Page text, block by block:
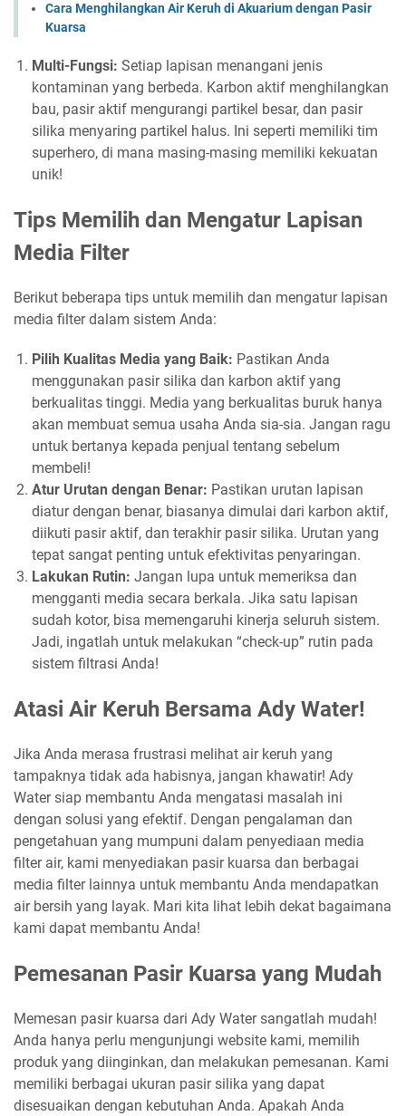
Cara Menghilangkan Air Keruh di Akuarium dengan Pasir
Kuarsa
Multi-Fungsi: Setiap lapisan menangani jenis
kontaminan yang berbeda. Karbon aktif menghilangkan
bau, pasir aktif mengurangi partikel besar, dan pasir
silika menyaring partikel halus. Ini seperti memiliki tim
superhero, di mana masing-masing memiliki kekuatan
unik!
Tips Memilih dan Mengatur Lapisan
Media Filter
Berikut beberapa tips untuk memilih dan mengatur lapisan
media filter dalam sistem Anda:
Pilih Kualitas Media yang Baik: Pastikan Anda
menggunakan pasir silika dan karbon aktif yang
berkualitas tinggi. Media yang berkualitas buruk hanya
akan membuat semua usaha Anda sia-sia. Jangan ragu
untuk bertanya kepada penjual tentang sebelum
membeli!
Atur Urutan dengan Benar: Pastikan urutan lapisan
diatur dengan benar, biasanya dimulai dari karbon aktif,
diikuti pasir aktif, dan terakhir pasir silika. Urutan yang
tepat sangat penting untuk efektivitas penyaringan.
Lakukan Rutin: Jangan lupa untuk memeriksa dan
mengganti media secara berkala. Jika satu lapisan
sudah kotor, bisa memengaruhi kinerja seluruh sistem.
Jadi, ingatlah untuk melakukan “check-up” rutin pada
sistem filtrasi Anda!
Atasi Air Keruh Bersama Ady Water!
Jika Anda merasa frustrasi melihat air keruh yang
tampaknya tidak ada habisnya, jangan khawatir! Ady
Water siap membantu Anda mengatasi masalah ini
dengan solusi yang efektif. Dengan pengalaman dan
pengetahuan yang mumpuni dalam penyediaan media
filter air, kami menyediakan pasir kuarsa dan berbagai
media filter lainnya untuk membantu Anda mendapatkan
air bersih yang layak. Mari kita lihat lebih dekat bagaimana
kami dapat membantu Anda!
Pemesanan Pasir Kuarsa yang Mudah
Memesan pasir kuarsa dari Ady Water sangatlah mudah!
Anda hanya perlu mengunjungi website kami, memilih
produk yang diinginkan, dan melakukan pemesanan. Kami
memiliki berbagai ukuran pasir silika yang dapat
disesuaikan dengan kebutuhan Anda. Apakah Anda